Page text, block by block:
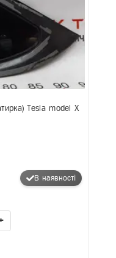
Tesla model X
В наявності